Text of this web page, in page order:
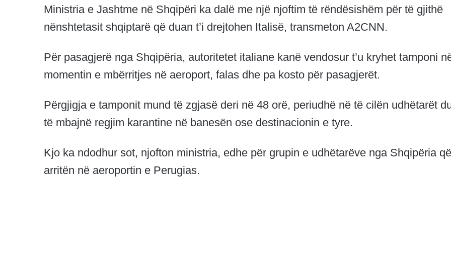
Ministria e Jashtme në Shqipëri ka dalë me një njoftim të rëndësishëm për të gjithë
nënshtetasit shqiptarë që duan t’i drejtohen Italisë, transmeton A2CNN.
Për pasagjerë nga Shqipëria, autoritetet italiane kanë vendosur t’u kryhet tamponi
momentin e mbërritjes në aeroport, falas dhe pa kosto për pasagjerët.
Përgjigja e tamponit mund të zgjasë deri në 48 orë, periudhë në të cilën udhëtarët
të mbajnë regjim karantine në banesën ose destinacionin e tyre.
Kjo ka ndodhur sot, njofton ministria, edhe për grupin e udhëtarëve nga Shqipëria që
arritën në aeroportin e Perugias.